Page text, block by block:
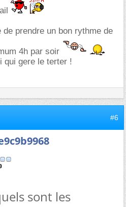
prendre un bon rythme de
4h par soir
qui gere le terter !
#6
sont les